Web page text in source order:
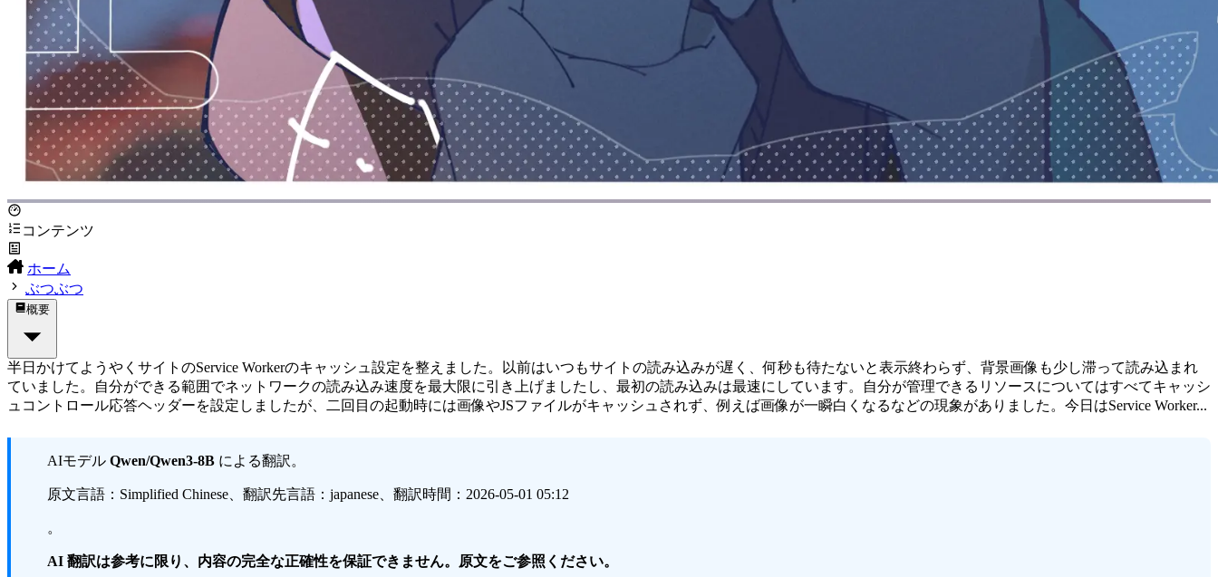
コンテンツ
ホーム
ぶつぶつ
概要
半日かけてようやくサイトのService Workerのキャッシュ設定を整えました。以前はいつもサイトの読み込みが遅く、何秒も待たないと表示終わらず、背景画像も少し滞って読み込まれ
ていました。自分ができる範囲でネットワークの読み込み速度を最大限に引き上げましたし、最初の読み込みは最速にしています。自分が管理できるリソースについてはすべてキャッシ
ュコントロール応答ヘッダーを設定しましたが、二回目の起動時には画像やJSファイルがキャッシュされず、例えば画像が一瞬白くなるなどの現象がありました。今日はService Worker...
AIモデル Qwen/Qwen3-8B による翻訳。
原文言語：Simplified Chinese、翻訳先言語：japanese、翻訳時間：2026-05-01 05:12
。
AI 翻訳は参考に限り、内容の完全な正確性を保証できません。原文をご参照ください。